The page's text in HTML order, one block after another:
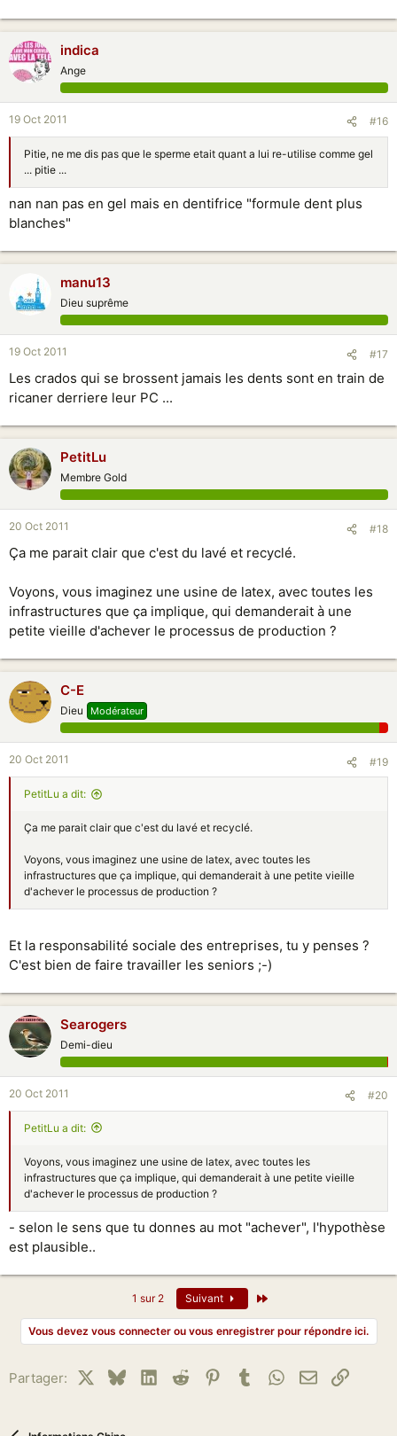
indica
Ange
19 Oct 2011 #16
Pitie, ne me dis pas que le sperme etait quant a lui re-utilise comme gel
... pitie ...
nan nan pas en gel mais en dentifrice "formule dent plus
blanches"
manu13
Dieu suprême
19 Oct 2011 #17
Les crados qui se brossent jamais les dents sont en train de
ricaner derriere leur PC ...
PetitLu
Membre Gold
20 Oct 2011 #18
Ça me parait clair que c'est du lavé et recyclé.
Voyons, vous imaginez une usine de latex, avec toutes les
infrastructures que ça implique, qui demanderait à une
petite vieille d'achever le processus de production ?
C-E
Dieu Modérateur
20 Oct 2011 #19
PetitLu a dit:
Ça me parait clair que c'est du lavé et recyclé.
Voyons, vous imaginez une usine de latex, avec toutes les
infrastructures que ça implique, qui demanderait à une petite vieille
d'achever le processus de production ?
Et la responsabilité sociale des entreprises, tu y penses ?
C'est bien de faire travailler les seniors ;-)
Searogers
Demi-dieu
20 Oct 2011 #20
PetitLu a dit:
Voyons, vous imaginez une usine de latex, avec toutes les
infrastructures que ça implique, qui demanderait à une petite vieille
d'achever le processus de production ?
- selon le sens que tu donnes au mot "achever", l'hypothèse
est plausible..
1 sur 2 Suivant
Vous devez vous connecter ou vous enregistrer pour répondre ici.
Partager: BlueskyLinkedInReddit Pinterest
TumblrWhatsApp
EmailLien